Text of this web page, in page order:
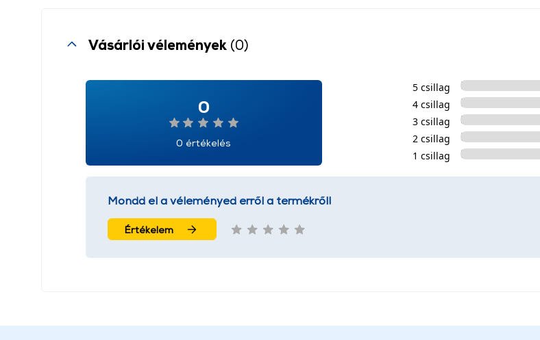
Vásárlói vélemények (0)
0
0 értékelés
5 csillag
4 csillag
3 csillag
2 csillag
1 csillag
Mondd el a véleményed erről a termékről!
Értékelem